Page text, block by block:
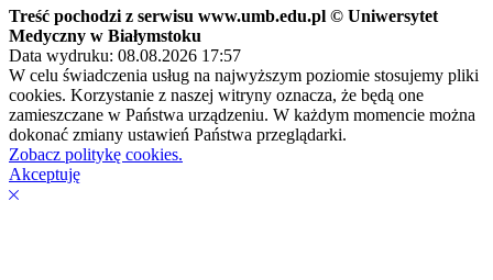
Treść pochodzi z serwisu www.umb.edu.pl © Uniwersytet
Medyczny w Białymstoku
Data wydruku: 08.08.2026 17:57
W celu świadczenia usług na najwyższym poziomie stosujemy pliki
cookies. Korzystanie z naszej witryny oznacza, że będą one
zamieszczane w Państwa urządzeniu. W każdym momencie można
dokonać zmiany ustawień Państwa przeglądarki.
Zobacz politykę cookies.
Akceptuję